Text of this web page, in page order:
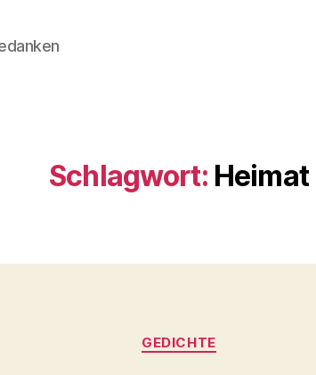
Schlagwort: Heimat
Kategorien
GEDICHTE